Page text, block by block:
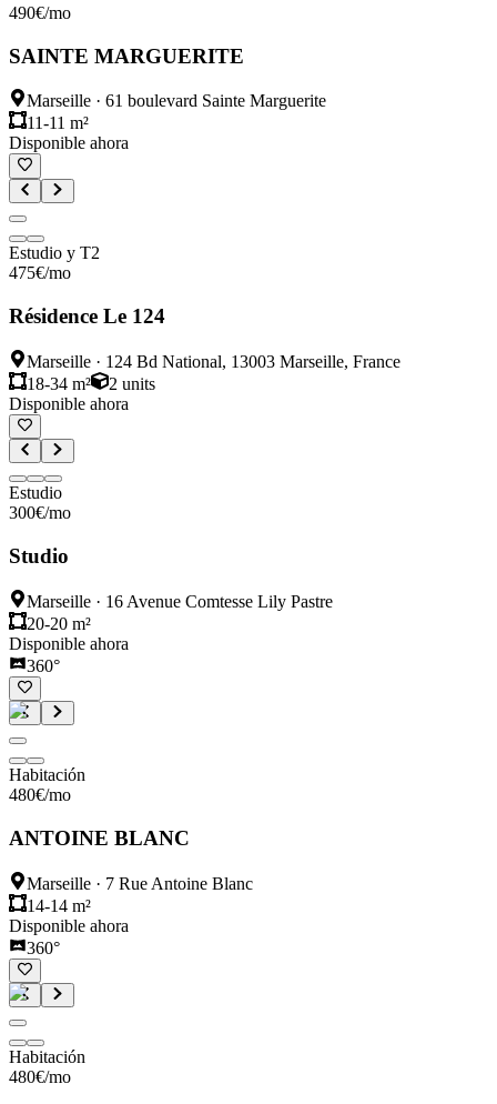
490€/mo
SAINTE MARGUERITE
Marseille · 61 boulevard Sainte Marguerite
11-11 m²
Disponible ahora
Estudio y T2
475€/mo
Résidence Le 124
Marseille · 124 Bd National, 13003 Marseille, France
18-34 m²
2 units
Disponible ahora
Estudio
300€/mo
Studio
Marseille · 16 Avenue Comtesse Lily Pastre
20-20 m²
Disponible ahora
360°
Habitación
480€/mo
ANTOINE BLANC
Marseille · 7 Rue Antoine Blanc
14-14 m²
Disponible ahora
360°
Habitación
480€/mo